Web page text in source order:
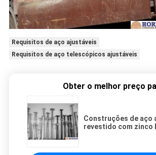
Requisitos de aço ajustáveis
Requisitos de aço telescópicos ajustáveis
Obter o melhor preço
Construções de aço
revestido com zinco